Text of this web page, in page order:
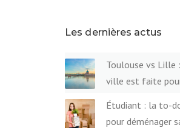
Les dernières actus
Toulouse vs Lille
ville est faite
Étudiant : la to-
pour déménager